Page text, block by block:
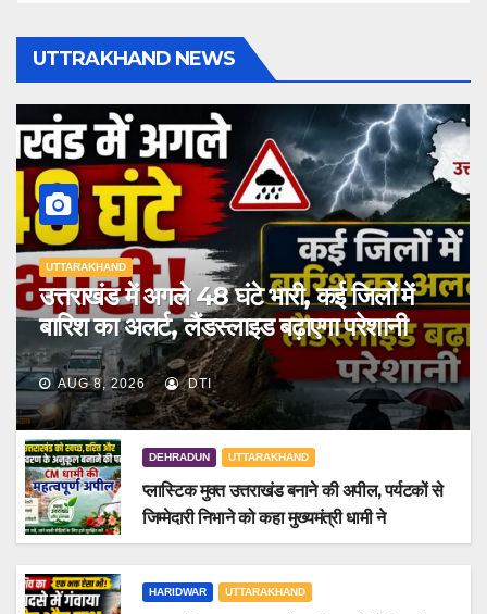
UTTRAKHAND NEWS
UTTARAKHAND
उत्तराखंड में अगले 48 घंटे भारी, कई जिलों में
बारिश का अलर्ट, लैंडस्लाइड बढ़ाएगा परेशानी
AUG 8, 2026 DTI
DEHRADUN UTTARAKHAND
प्लास्टिक मुक्त उत्तराखंड बनाने की अपील, पर्यटकों से
जिम्मेदारी निभाने को कहा मुख्यमंत्री धामी ने
HARIDWAR UTTARAKHAND